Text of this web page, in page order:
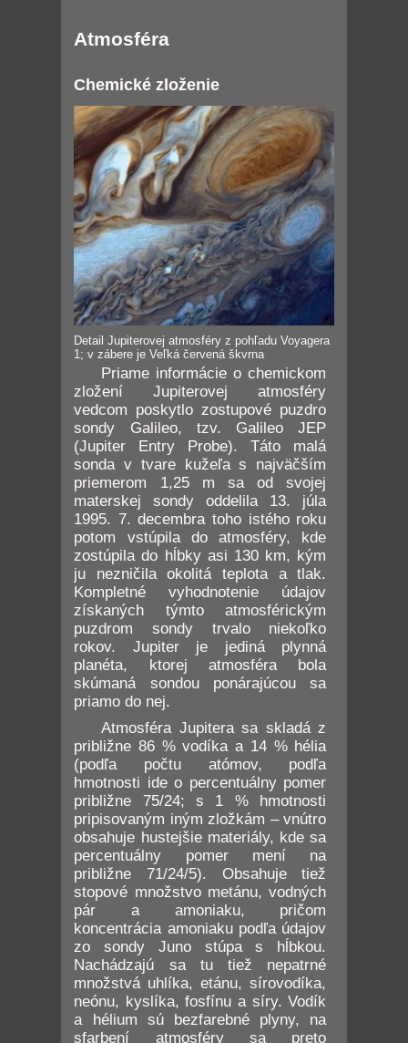
Atmosféra
Chemické zloženie
Detail Jupiterovej atmosféry z pohľadu Voyagera
1; v zábere je Veľká červená škvrna
Priame informácie o chemickom
zložení Jupiterovej atmosféry
vedcom poskytlo zostupové puzdro
sondy Galileo, tzv. Galileo JEP
(Jupiter Entry Probe). Táto malá
sonda v tvare kužeľa s najväčším
priemerom 1,25 m sa od svojej
materskej sondy oddelila 13. júla
1995. 7. decembra toho istého roku
potom vstúpila do atmosféry, kde
zostúpila do hĺbky asi 130 km, kým
ju nezničila okolitá teplota a tlak.
Kompletné vyhodnotenie údajov
získaných týmto atmosférickým
puzdrom sondy trvalo niekoľko
rokov. Jupiter je jediná plynná
planéta, ktorej atmosféra bola
skúmaná sondou ponárajúcou sa
priamo do nej.
Atmosféra Jupitera sa skladá z
približne 86 % vodíka a 14 % hélia
(podľa počtu atómov, podľa
hmotnosti ide o percentuálny pomer
približne 75/24; s 1 % hmotnosti
pripisovaným iným zložkám – vnútro
obsahuje hustejšie materiály, kde sa
percentuálny pomer mení na
približne 71/24/5). Obsahuje tiež
stopové množstvo metánu, vodných
pár a amoniaku, pričom
koncentrácia amoniaku podľa údajov
zo sondy Juno stúpa s hĺbkou.
Nachádzajú sa tu tiež nepatrné
množstvá uhlíka, etánu, sírovodíka,
neónu, kyslíka, fosfínu a síry. Vodík
a hélium sú bezfarebné plyny, na
sfarbení atmosféry sa preto